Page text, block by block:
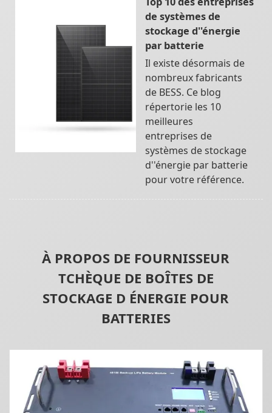
de systèmes de
stockage d''énergie
par batterie
Il existe désormais de
nombreux fabricants
de BESS. Ce blog
répertorie les 10
meilleures
entreprises de
systèmes de stockage
d''énergie par batterie
pour votre référence.
À PROPOS DE FOURNISSEUR
TCHÈQUE DE BOÎTES DE
STOCKAGE D ÉNERGIE POUR
BATTERIES